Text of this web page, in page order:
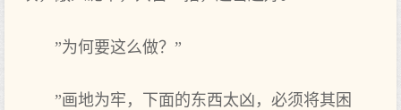
”为何要这么做？”
”画地为牢，下面的东西太凶，必须将其困